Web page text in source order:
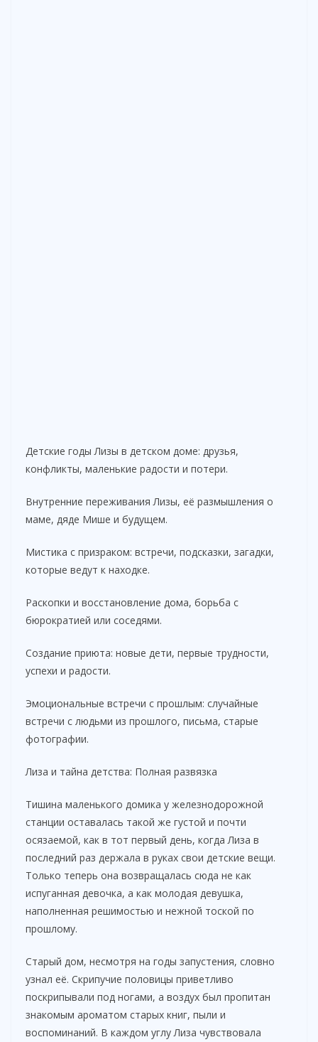
Детские годы Лизы в детском доме: друзья,
конфликты, маленькие радости и потери.
Внутренние переживания Лизы, её размышления о
маме, дяде Мише и будущем.
Мистика с призраком: встречи, подсказки, загадки,
которые ведут к находке.
Раскопки и восстановление дома, борьба с
бюрократией или соседями.
Создание приюта: новые дети, первые трудности,
успехи и радости.
Эмоциональные встречи с прошлым: случайные
встречи с людьми из прошлого, письма, старые
фотографии.
Лиза и тайна детства: Полная развязка
Тишина маленького домика у железнодорожной
станции оставалась такой же густой и почти
осязаемой, как в тот первый день, когда Лиза в
последний раз держала в руках свои детские вещи.
Только теперь она возвращалась сюда не как
испуганная девочка, а как молодая девушка,
наполненная решимостью и нежной тоской по
прошлому.
Старый дом, несмотря на годы запустения, словно
узнал её. Скрипучие половицы приветливо
поскрипывали под ногами, а воздух был пропитан
знакомым ароматом старых книг, пыли и
воспоминаний. В каждом углу Лиза чувствовала